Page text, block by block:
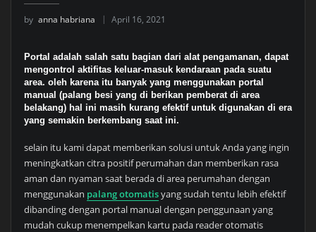
by anna habriana April 16, 2021
Portal adalah salah satu bagian dari alat pengamanan, dapat
mengontrol aktifitas keluar-masuk kendaraan pada suatu
area. oleh karena itu banyak yang menggunakan portal
manual (palang besi yang di berikan pemberat di area
belakang) hal ini masih kurang efektif untuk digunakan di era
yang semakin berkembang saat ini.
selain itu kami dapat memberikan solusi untuk Anda yang ingin
meningkatkan citra positif perumahan dan memberikan rasa
aman dan nyaman saat berada di area perumahan dengan
menggunakan palang otomatisyang sudah tentu lebih efektif
dibanding dengan portal manual dengan penggunaan yang
mudah cukup menempelkan kartu pada reader otomatis